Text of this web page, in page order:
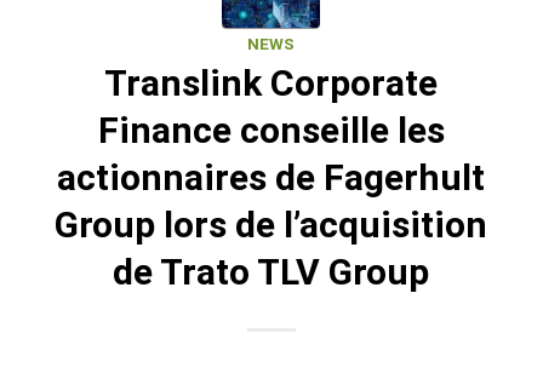
NEWS
Translink Corporate
Finance conseille les
actionnaires de Fagerhult
Group lors de l’acquisition
de Trato TLV Group